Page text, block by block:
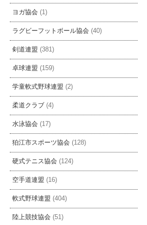
ヨガ協会 (1)
ラグビーフットボール協会 (40)
剣道連盟 (381)
卓球連盟 (159)
学童軟式野球連盟 (2)
柔道クラブ (4)
水泳協会 (17)
狛江市スポーツ協会 (128)
硬式テニス協会 (124)
空手道連盟 (16)
軟式野球連盟 (404)
陸上競技協会 (51)